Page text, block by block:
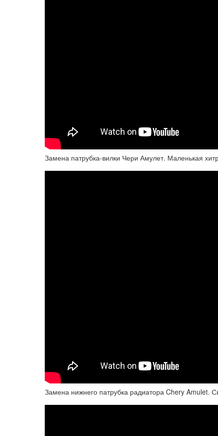
Замена патрубка-вилки Чери Амулет. Маленькая
Замена нижнего патрубка радиатора Chery Amulet.